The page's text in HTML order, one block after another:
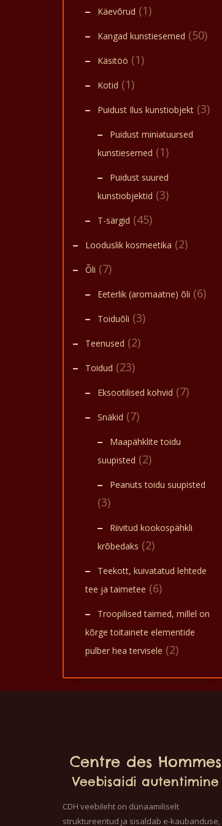
Käevõrud (1)
Kangad kunstiesemed (50)
Käsitöö (1)
Kotid (1)
Puidust Ilus kunstiobjekt (3)
Puidust miniatuursed
kunstiesemed (1)
Puidust suured
kunstiobjektid (3)
T-särgid (45)
Looduslik kosmeetika (2)
Õli (7)
Eeterlik (aromaatne) õli (6)
Toiduõli (3)
Teenused (2)
Toidud (23)
Eksootilised kohvid (7)
Snäkid (7)
Maapähklite toidu
suupisted (2)
Peanuts toidu suupisted
(3)
Riivitud kookospähkli
krõbedaks (2)
Teekott, kuivatatud lehtede
tee ja taimetee (6)
Troopilised taimed, millel on
kõrge toitainete elementide
pulber hea tervisele (2)
Centre des Hommes
Veebisaidi autentimine
CDH veebileht on dünaamiliselt
struktureeritud ja sisaldab e-kaubanduse,